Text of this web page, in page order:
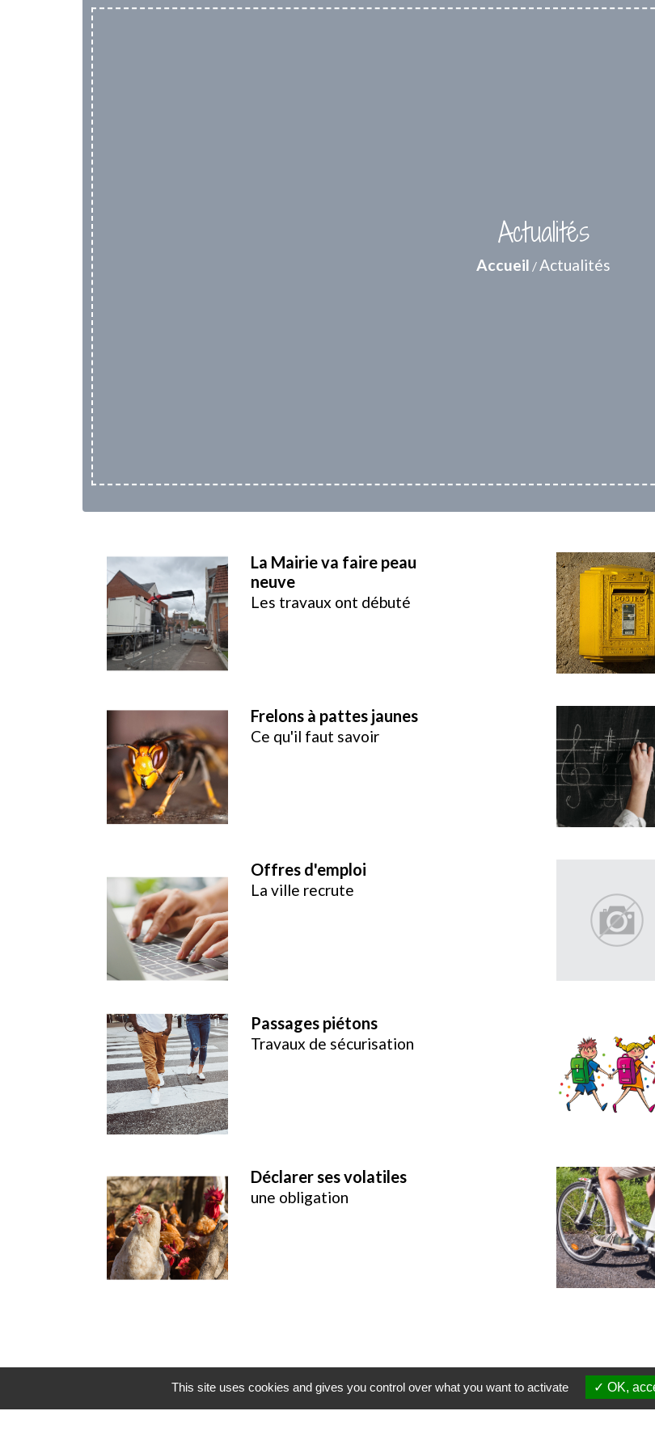
Actualités
Accueil /Actualités
La Mairie va faire peau
neuve
Les travaux ont débuté
Frelons à pattes jaunes
Ce qu'il faut savoir
Offres d'emploi
La ville recrute
Passages piétons
Travaux de sécurisation
Déclarer ses volatiles
une obligation
This site uses cookies and gives you control over what you want to activate OK,